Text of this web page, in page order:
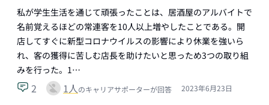
私が学生生活を通じて頑張ったことは、居酒屋のアルバイトで
名前覚えるほどの常連客を10人以上増やしたことである。開
店してすぐに新型コロナウイルスの影響により休業を強いら
れ、客の獲得に苦しむ店長を助けたいと思っため3つの取り組
みを行った。1…
2 1人のキャリアサポーターが回答 2023年6月23日